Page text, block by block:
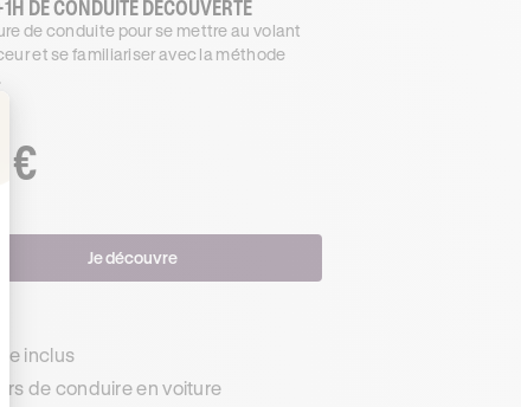
DE CONDUITE DÉCOUVERTE
de conduite pour se mettre au volant
et se familiariser avec la méthode
€
Je découvre
inclus
de conduire en voiture
vos Options